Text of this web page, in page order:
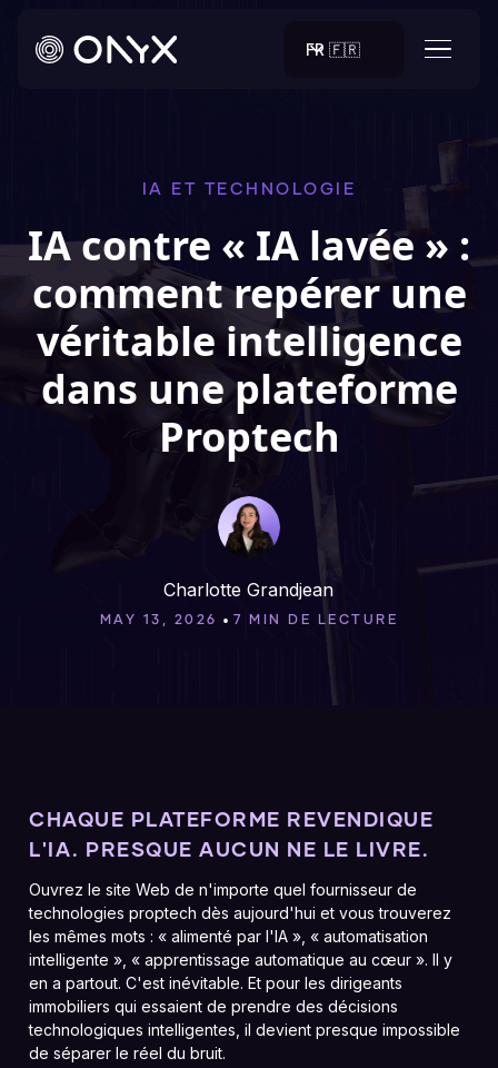
FR 🇫🇷
IA ET TECHNOLOGIE
IA contre « IA lavée » :
comment repérer une
véritable intelligence
dans une plateforme
Proptech
Charlotte Grandjean
MAY 13, 2026 • 7 MIN DE LECTURE
CHAQUE PLATEFORME REVENDIQUE
L'IA. PRESQUE AUCUN NE LE LIVRE.
Ouvrez le site Web de n'importe quel fournisseur de
technologies proptech dès aujourd'hui et vous trouverez
les mêmes mots : « alimenté par l'IA », « automatisation
intelligente », « apprentissage automatique au cœur ». Il y
en a partout. C'est inévitable. Et pour les dirigeants
immobiliers qui essaient de prendre des décisions
technologiques intelligentes, il devient presque impossible
de séparer le réel du bruit.